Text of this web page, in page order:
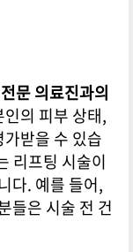
전문 의료진과의
의 피부 상태,
받을 수 있습
리프팅 시술이
다. 예를 들어,
들은 시술 전 건